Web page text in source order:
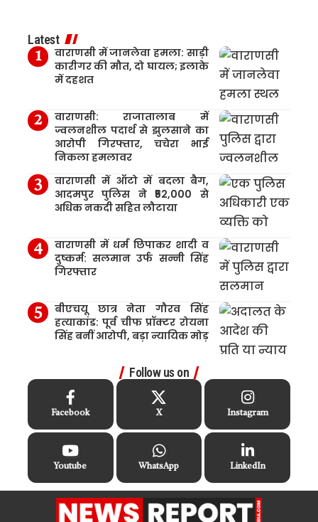
Latest
वाराणसी में जानलेवा हमला: साड़ी
कारीगर की मौत, दो घायल; इलाके
में दहशत
वाराणसी: राजातालाब में
ज्वलनशील पदार्थ से झुलसाने का
आरोपी गिरफ्तार, चचेरा भाई
निकला हमलावर
वाराणसी में ऑटो में बदला बैग,
आदमपुर पुलिस ने ₹52,000 से
अधिक नकदी सहित लौटाया
वाराणसी में धर्म छिपाकर शादी व
दुष्कर्म: सलमान उर्फ सन्नी सिंह
गिरफ्तार
बीएचयू छात्र नेता गौरव सिंह
हत्याकांड: पूर्व चीफ प्रॉक्टर रोयना
सिंह बनीं आरोपी, बड़ा न्यायिक मोड़
Follow us on
Facebook X Instagram
Youtube WhatsApp LinkedIn